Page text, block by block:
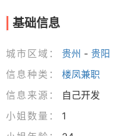
基础信息
城市区域： 贵州 - 贵阳
信息种类：
楼凤兼职
信息来源：
自己开发
小姐数量：
1